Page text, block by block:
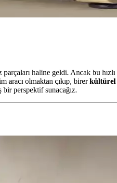
haline geldi. Ancak bu
aracı olmaktan çıkıp, birerkültürel
perspektif sunacağız.
satışlar, teknoloji tarihine ve